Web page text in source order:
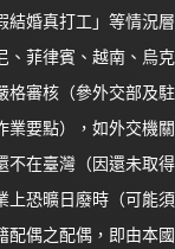
結婚真打工」等情況層
、菲律賓、越南、烏克
格審核（參外交部及駐
業要點），如外交機關
不在臺灣（因還未取得
上恐曠日廢時（可能須
配偶之配偶，即由本國